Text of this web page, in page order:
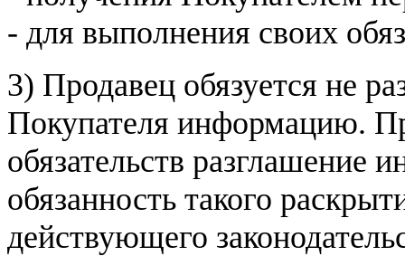
- для выполнения своих
3) Продавец обязуется не
Покупателя информацию.
обязательств разглашение
обязанность такого
действующего